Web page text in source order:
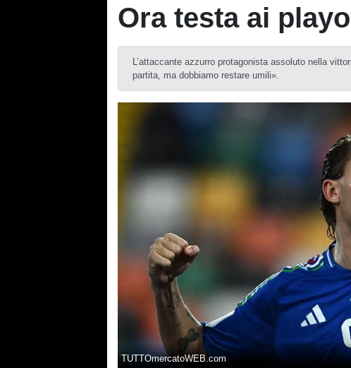
Ora testa ai
L’attaccante azzurro protagonista assoluto nella
partita, ma dobbiamo restare umili».
TUTTOmercatoWEB.com